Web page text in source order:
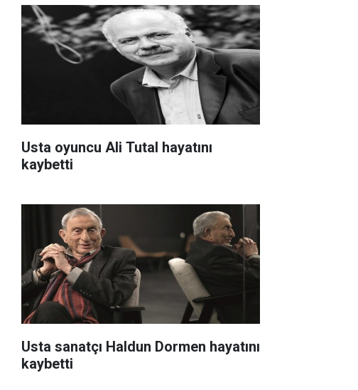
Usta oyuncu Ali Tutal hayatını
kaybetti
Usta sanatçı Haldun Dormen hayatını
kaybetti